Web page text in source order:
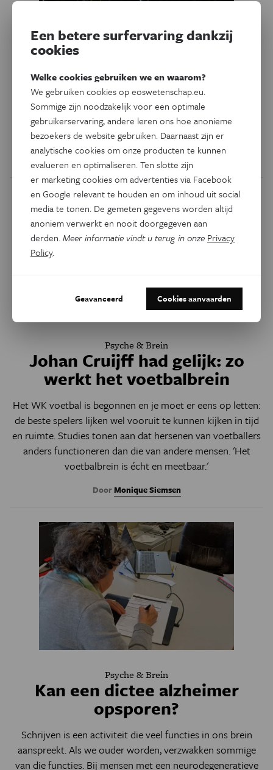
Hoe sommige breinen
alzheimer weerstaan
Waarom krijgen sommige mensen alzheimer en anderen
niet? Volgens nieuw onderzoek is dat verschil terug te
brengen tot de immuuncellen van ons brein, de microglia.
Door Jante Borremans
Psyche & Brein
Johan Cruijff had gelijk: zo
werkt het voetbalbrein
Het WK voetbal is begonnen en je moet er eens op letten:
de beste spelers lijken wel vooruit te kunnen kijken in tijd
en ruimte. Studies tonen aan dat hersenen van voetballers
anders functioneren dan die van andere mensen. 'Het
voetbalbrein is écht en meetbaar.'
DoorMonique Siemsen
Psyche & Brein
Kan een dictee alzheimer
opsporen?
Schrijven is een activiteit die veel functies in ons brein
aanspreekt. Als we ouder worden, verzwakken sommige
van die functies. Bij mensen met een neurodegeneratieve
Een betere surfervaring dankzij
cookies
Welke cookies gebruiken we en waarom?
We gebruiken cookies op eoswetenschap.eu.
Sommige zijn noodzakelijk voor een optimale
gebruikerservaring, andere leren ons hoe anonieme
bezoekers de website gebruiken. Daarnaast zijn er
analytische cookies om onze producten te kunnen
evalueren en optimaliseren. Ten slotte zijn
er marketing cookies om advertenties via Facebook
en Google relevant te houden en om inhoud uit social
media te tonen. De gemeten gegevens worden altijd
anoniem verwerkt en nooit doorgegeven aan
derden.Meer informatie vindt u terug in onze Privacy
Policy.
Geavanceerd Cookies aanvaarden